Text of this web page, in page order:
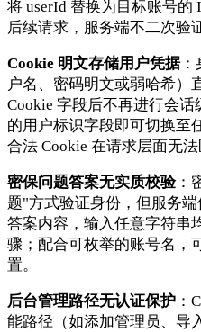
将 userId 替换为目标账号
后续请求，服务端不二次验
Cookie 明文存储用户凭据：
户名、密码明文或弱哈希）
Cookie 字段后不再进行会话
的用户标识字段即可切换至
合法 Cookie 在请求层面无法
密保问题答案无实质校验：
题"方式验证身份，但服务
答案内容，输入任意字符串
骤；配合可枚举的账号名，
置。
后台管理路径无认证保护 ：
能路径（如添加管理员、导